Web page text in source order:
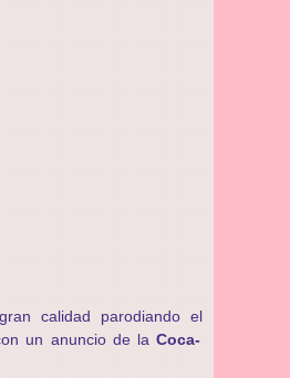
calidad parodiando el
un anuncio de la Coca-